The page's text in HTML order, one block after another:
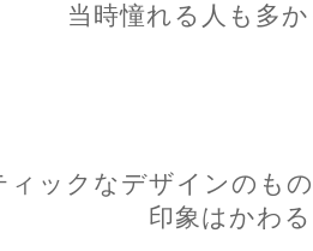
当時憧れる人も多
ィックなデザインのも
印象はかわ